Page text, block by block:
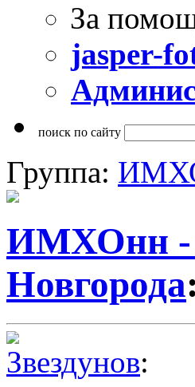
За
jasper-
поиск по сайту
Группа:
ИМХОнн -
Новгорода
Звездунов: